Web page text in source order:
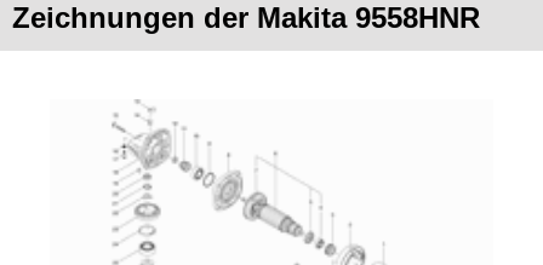
Zeichnungen der Makita 9558HNR